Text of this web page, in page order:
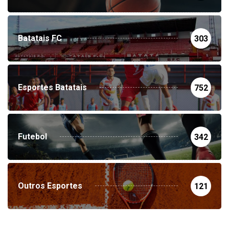
Batatais FC 303
Esportes Batatais 752
Futebol 342
Outros Esportes 121